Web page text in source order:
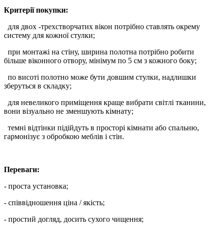
Критерії покупки:
для двох -трехстворчатих вікон потрібно ставлять окрему
систему для кожної стулки;
при монтажі на стіну, ширина полотна потрібно робити
більше віконного отвору, мінімум по 5 см з кожного боку;
по висоті полотно може бути довшим стулки, надлишки
зберуться в складку;
для невеликого приміщення краще вибрати світлі тканини,
вони візуально не зменшують кімнату;
темні відтінки підійдуть в просторі кімнати або спальню,
гармонізує з обробкою меблів і стін.
Переваги:
- проста установка;
- співвідношення ціна / якість;
- простий догляд, досить сухого чищення;